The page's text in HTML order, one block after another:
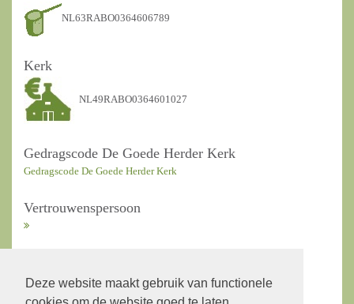
Deze website maakt gebruik van functionele
NL63RABO0364606789
Kerk
NL49RABO0364601027
Gedragscode De Goede Herder Kerk
Gedragscode De Goede Herder Kerk
Vertrouwenspersoon